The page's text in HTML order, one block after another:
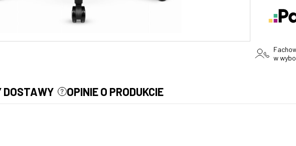
w
DOSTAWY OPINIE O PRODUKCIE